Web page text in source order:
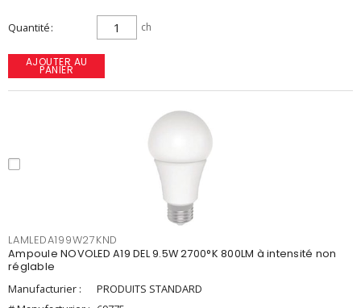
Quantité ch
AJOUTER AU
PANIER
LAMLEDA199W27KND
Ampoule NOVOLED A19 DEL 9.5W 2700°K 800LM à intensité non
réglable
Manufacturier :
PRODUITS STANDARD